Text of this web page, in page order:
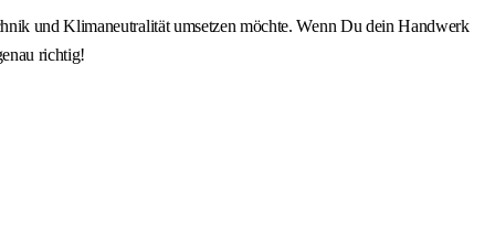
und Klimaneutralität umsetzen möchte. Wenn Du dein Handwerk
richtig!